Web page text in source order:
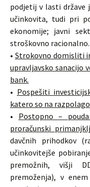
podjetij v lasti države
učinkovita, tudi pri
ekonomije; javni
stroškovno racionalno.
• Strokovno domisliti
upravljavsko sanacijo
bank.
• Pospešiti
katero so na
• Postopno –
proračunski
davčnih prihodkov
učinkovitejše
premožnih, višji
premoženja), v